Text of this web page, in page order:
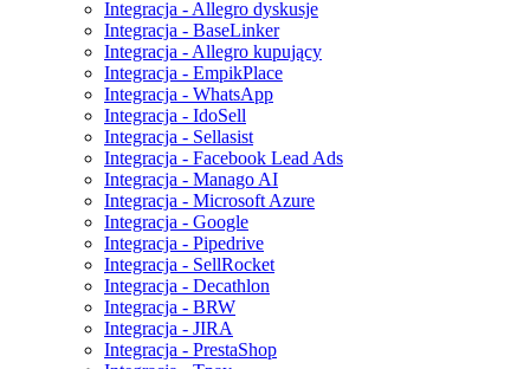
Integracja - Allegro dyskusje
Integracja - BaseLinker
Integracja - Allegro kupujący
Integracja - EmpikPlace
Integracja - WhatsApp
Integracja - IdoSell
Integracja - Sellasist
Integracja - Facebook Lead Ads
Integracja - Manago AI
Integracja - Microsoft Azure
Integracja - Google
Integracja - Pipedrive
Integracja - SellRocket
Integracja - Decathlon
Integracja - BRW
Integracja - JIRA
Integracja - PrestaShop